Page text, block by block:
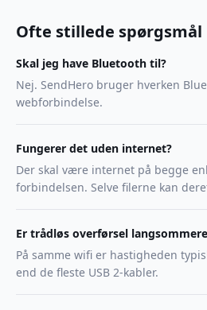
Ofte stillede spørgsmål
Skal jeg have Bluetooth til?
Nej. SendHero bruger hverken
webforbindelse.
Fungerer det uden internet?
Der skal være internet på begge
forbindelsen. Selve filerne kan
Er trådløs overførsel
På samme wifi er hastigheden
end de fleste USB 2-kabler.